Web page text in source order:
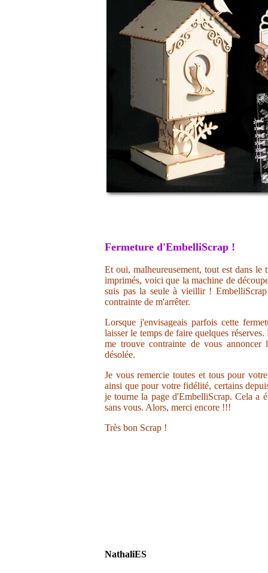
Fermeture d'EmbelliScrap !
Et oui, malheureusement, tout est dans
imprimés, voici que la machine de
suis pas la seule à vieillir !
contrainte de m'arrêter.
Lorsque j'envisageais parfois cette
laisser le temps de faire quelques
me trouve contrainte de vous annoncer
désolée.
Je vous remercie toutes et tous pour
ainsi que pour votre fidélité, certains
je tourne la page d'EmbelliScrap. Cela a
sans vous. Alors, merci encore !!!
Très bon Scrap !
NathaliES